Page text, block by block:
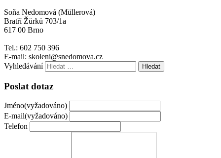
Soňa Nedomová (Müllerová)
Bratří Žůrků 703/1a
617 00 Brno
Tel.: 602 750 396
E-mail: skoleni@snedomova.cz
Vyhledávání
Poslat dotaz
Jméno(vyžadováno)
E-mail(vyžadováno)
Telefon